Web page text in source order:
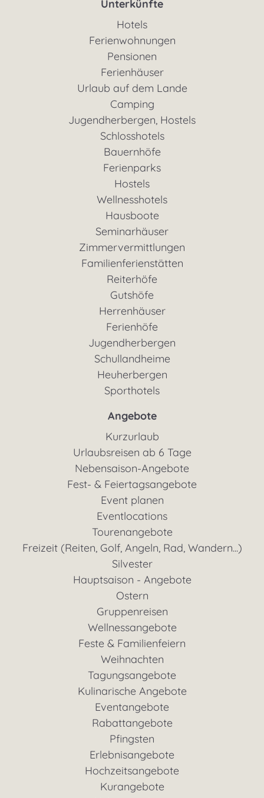
Unterkünfte
Hotels
Ferienwohnungen
Pensionen
Ferienhäuser
Urlaub auf dem Lande
Camping
Jugendherbergen, Hostels
Schlosshotels
Bauernhöfe
Ferienparks
Hostels
Wellnesshotels
Hausboote
Seminarhäuser
Zimmervermittlungen
Familienferienstätten
Reiterhöfe
Gutshöfe
Herrenhäuser
Ferienhöfe
Jugendherbergen
Schullandheime
Heuherbergen
Sporthotels
Angebote
Kurzurlaub
Urlaubsreisen ab 6 Tage
Nebensaison-Angebote
Fest- & Feiertagsangebote
Event planen
Eventlocations
Tourenangebote
Freizeit (Reiten, Golf, Angeln, Rad, Wandern...)
Silvester
Hauptsaison - Angebote
Ostern
Gruppenreisen
Wellnessangebote
Feste & Familienfeiern
Weihnachten
Tagungsangebote
Kulinarische Angebote
Eventangebote
Rabattangebote
Pfingsten
Erlebnisangebote
Hochzeitsangebote
Kurangebote